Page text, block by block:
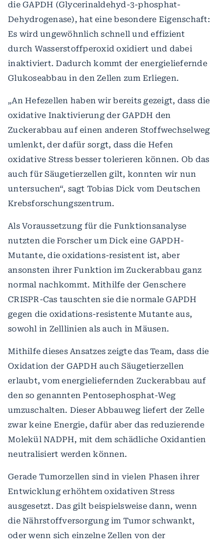
die GAPDH (Glycerinaldehyd-3-phosphat-
Dehydrogenase), hat eine besondere Eigenschaft:
Es wird ungewöhnlich schnell und effizient
durch Wasserstoffperoxid oxidiert und dabei
inaktiviert. Dadurch kommt der energieliefernde
Glukoseabbau in den Zellen zum Erliegen.
„An Hefezellen haben wir bereits gezeigt, dass die
oxidative Inaktivierung der GAPDH den
Zuckerabbau auf einen anderen Stoffwechselweg
umlenkt, der dafür sorgt, dass die Hefen
oxidative Stress besser tolerieren können. Ob das
auch für Säugetierzellen gilt, konnten wir nun
untersuchen“, sagt Tobias Dick vom Deutschen
Krebsforschungszentrum.
Als Voraussetzung für die Funktionsanalyse
nutzten die Forscher um Dick eine GAPDH-
Mutante, die oxidations-resistent ist, aber
ansonsten ihrer Funktion im Zuckerabbau ganz
normal nachkommt. Mithilfe der Genschere
CRISPR-Cas tauschten sie die normale GAPDH
gegen die oxidations-resistente Mutante aus,
sowohl in Zelllinien als auch in Mäusen.
Mithilfe dieses Ansatzes zeigte das Team, dass die
Oxidation der GAPDH auch Säugetierzellen
erlaubt, vom energieliefernden Zuckerabbau auf
den so genannten Pentosephosphat-Weg
umzuschalten. Dieser Abbauweg liefert der Zelle
zwar keine Energie, dafür aber das reduzierende
Molekül NADPH, mit dem schädliche Oxidantien
neutralisiert werden können.
Gerade Tumorzellen sind in vielen Phasen ihrer
Entwicklung erhöhtem oxidativen Stress
ausgesetzt. Das gilt beispielsweise dann, wenn
die Nährstoffversorgung im Tumor schwankt,
oder wenn sich einzelne Zellen von der